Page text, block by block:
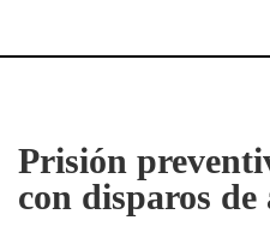
Prisión
con disparos